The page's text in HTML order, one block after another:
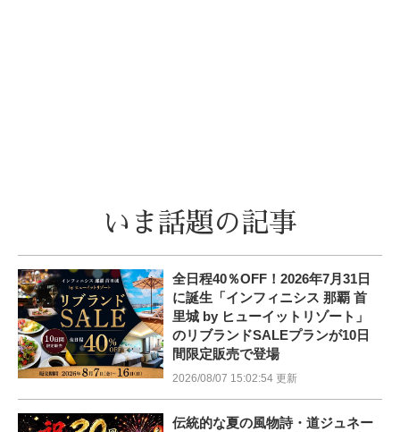
いま話題の記事
全日程40％OFF！2026年7月31日
に誕生「インフィニシス 那覇 首
里城 by ヒューイットリゾート」
のリブランドSALEプランが10日
間限定販売で登場
2026/08/07 15:02:54 更新
伝統的な夏の風物詩・道ジュネー